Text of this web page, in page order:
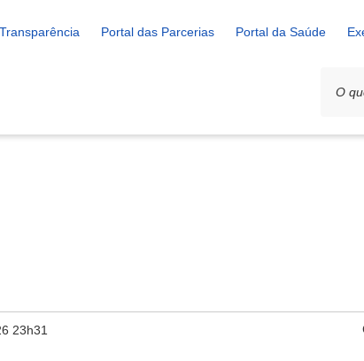
Portal das Parcerias Portal da Saúde
23h31